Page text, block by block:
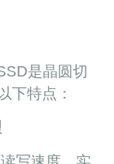
是晶圆切
下特点：